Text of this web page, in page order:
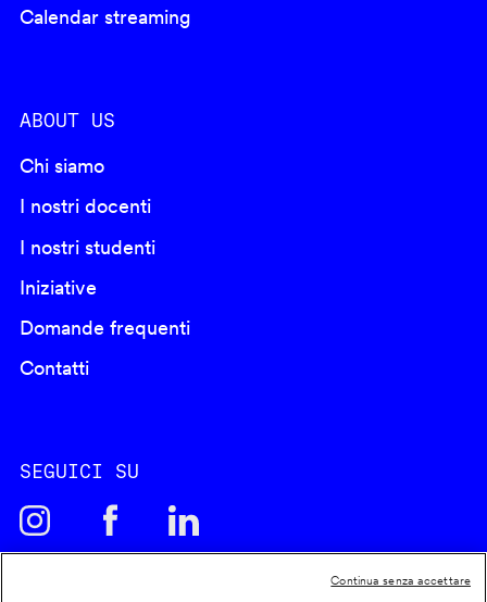
Calendar streaming
ABOUT US
Chi siamo
I nostri docenti
I nostri studenti
Iniziative
Domande frequenti
Contatti
SEGUICI SU
Continua senza accettare